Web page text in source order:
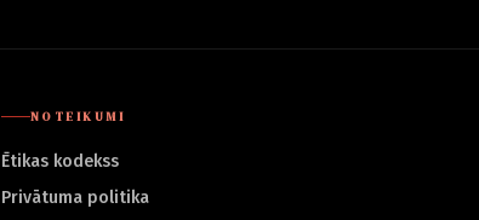
NOTEIKUMI
Ētikas kodekss
Privātuma politika